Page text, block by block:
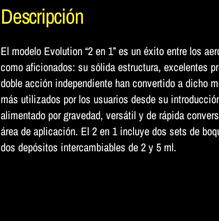
Descripción
El modelo Evolution “2 en 1” es un éxito entre los
como aficionados: su sólida estructura, excelentes
doble acción independiente han convertido a dicho
más utilizados por los usuarios desde su
alimentado por gravedad, versátil y de rápida
área de aplicación. El 2 en 1 incluye dos sets de
dos depósitos intercambiables de 2 y 5 ml.